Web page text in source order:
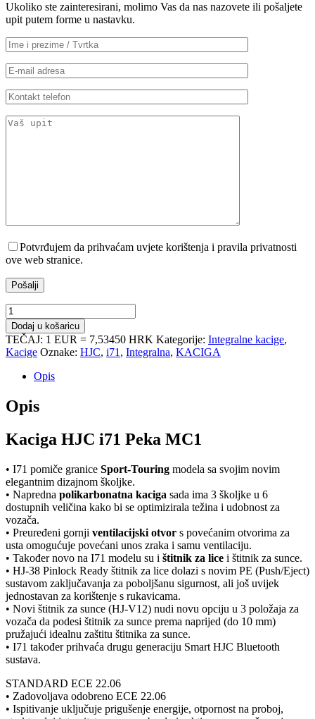
Ukoliko ste zainteresirani, molimo Vas da nas nazovete ili pošaljete
upit putem forme u nastavku.
Potvrđujem da prihvaćam uvjete korištenja i pravila privatnosti
ove web stranice.
Kaciga
HJC
i71
Peka
MC1
količina
Dodaj u košaricu
TEČAJ: 1 EUR = 7,53450 HRK Kategorije: Integralne kacige,
Kacige Oznake: HJC, i71 , Integralna, KACIGA
Opis
Opis
Kaciga HJC i71 Peka MC1
• I71 pomiče granice Sport-Touring modela sa svojim novim
elegantnim dizajnom školjke.
• Napredna polikarbonatna kaciga sada ima 3 školjke u 6
dostupnih veličina kako bi se optimizirala težina i udobnost za
vozača.
• Preuređeni gornji ventilacijski otvor s povećanim otvorima za
usta omogućuje povećani unos zraka i samu ventilaciju.
• Također novo na I71 modelu su i štitnik za lice i štitnik za sunce.
• HJ-38 Pinlock Ready štitnik za lice dolazi s novim PE (Push/Eject)
sustavom zaključavanja za poboljšanu sigurnost, ali još uvijek
jednostavan za korištenje s rukavicama.
• Novi štitnik za sunce (HJ-V12) nudi novu opciju u 3 položaja za
vozača da podesi štitnik za sunce prema naprijed (do 10 mm)
pružajući idealnu zaštitu štitnika za sunce.
• I71 također prihvaća drugu generaciju Smart HJC Bluetooth
sustava.
STANDARD ECE 22.06
• Zadovoljava odobreno ECE 22.06
• Ispitivanje uključuje prigušenje energije, otpornost na proboj,